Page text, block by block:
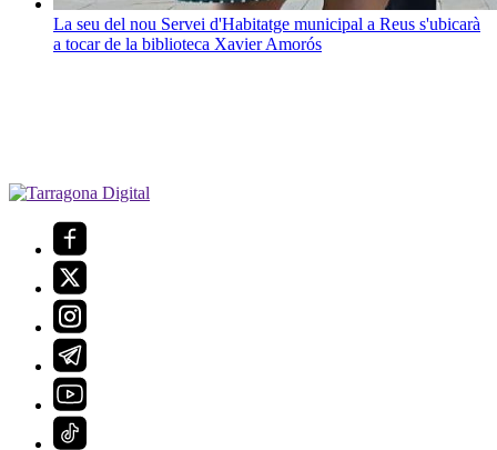
La seu del nou Servei d'Habitatge municipal a Reus s'ubicarà
a tocar de la biblioteca Xavier Amorós